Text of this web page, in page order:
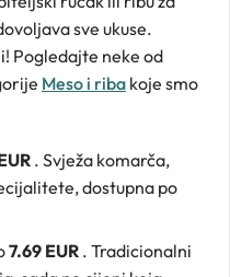
sve ukuse.
Pogledajte neke od
Meso i riba koje smo
. Svježa komarča,
dostupna po
7.69 EUR . Tradicionalni